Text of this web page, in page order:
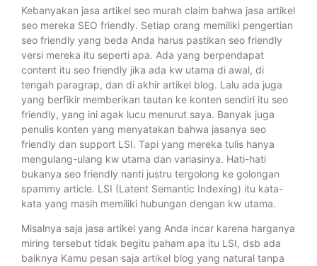
Kebanyakan jasa artikel seo murah claim bahwa jasa artikel
seo mereka SEO friendly. Setiap orang memiliki pengertian
seo friendly yang beda Anda harus pastikan seo friendly
versi mereka itu seperti apa. Ada yang berpendapat
content itu seo friendly jika ada kw utama di awal, di
tengah paragrap, dan di akhir artikel blog. Lalu ada juga
yang berfikir memberikan tautan ke konten sendiri itu seo
friendly, yang ini agak lucu menurut saya. Banyak juga
penulis konten yang menyatakan bahwa jasanya seo
friendly dan support LSI. Tapi yang mereka tulis hanya
mengulang-ulang kw utama dan variasinya. Hati-hati
bukanya seo friendly nanti justru tergolong ke golongan
spammy article. LSI (Latent Semantic Indexing) itu kata-
kata yang masih memiliki hubungan dengan kw utama.
Misalnya saja jasa artikel yang Anda incar karena harganya
miring tersebut tidak begitu paham apa itu LSI, dsb ada
baiknya Kamu pesan saja artikel blog yang natural tanpa